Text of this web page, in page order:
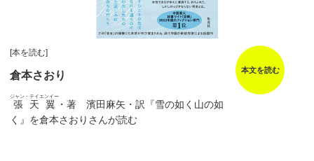
[本を読む]
倉本さおり
張天翼
ジャン・テイエンイー
・著 濱田麻矢・訳『雪の如く山の如
く』を倉本さおりさんが読む
本文を読む